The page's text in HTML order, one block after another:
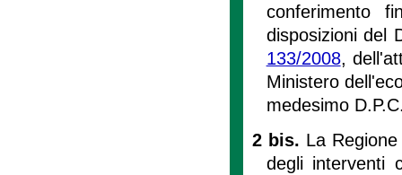
conferimento
disposizioni del
133/2008,
Ministero
medesimo
2 bis. La
degli interventi